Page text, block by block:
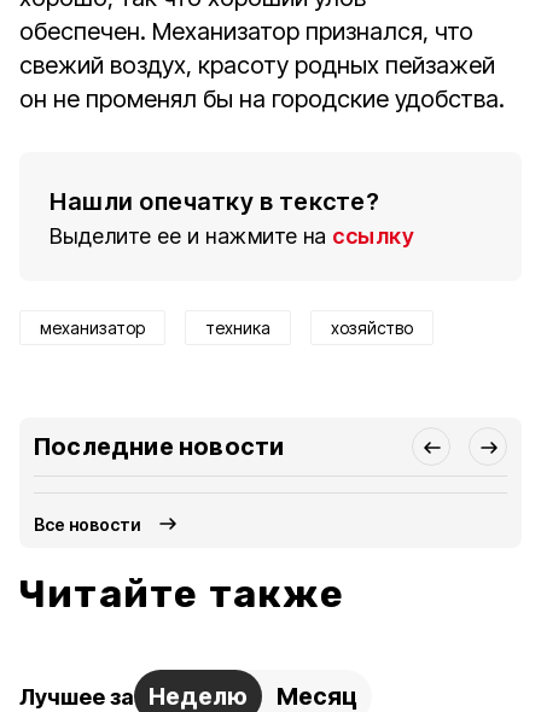
обеспечен. Механизатор признался, что
свежий воздух, красоту родных пейзажей
он не променял бы на городские удобства.
Нашли опечатку в тексте?
Выделите ее и нажмите на ссылку
механизатор техника хозяйство
Последние новости
Все новости
Читайте также
Лучшее за Неделю Месяц